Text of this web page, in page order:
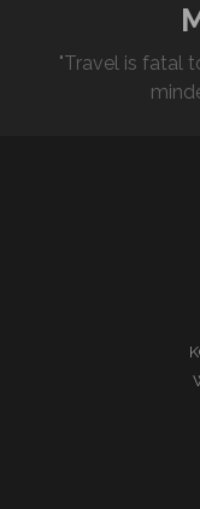
"Travel is fatal